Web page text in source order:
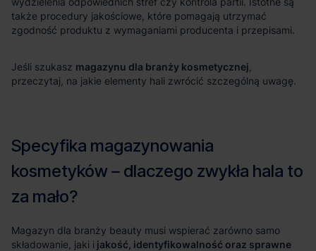
magazynu dla branży kosmetycznej
jakość, identyfikowalność oraz sprawne